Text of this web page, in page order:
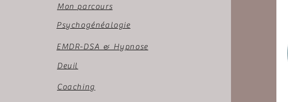
Mon parcours
Psychogénéalogie
EMDR-DSA & Hypnose
Deuil
Coaching